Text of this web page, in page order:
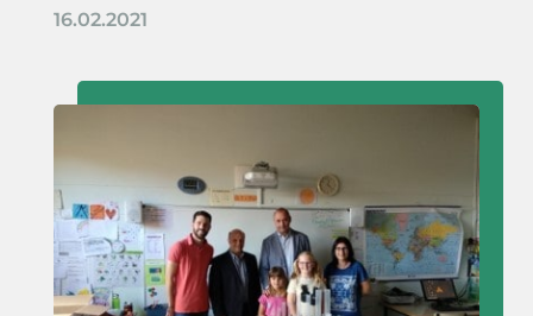
16.02.2021